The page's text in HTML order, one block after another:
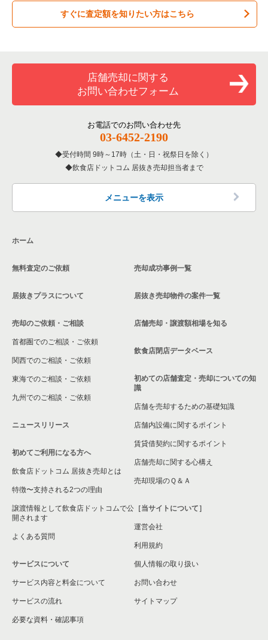
居酒屋・ダイニングバーの居抜き売却物件の案件一覧
洋食の居抜き売却物件の案件一覧
その他の居抜き売却物件の案件一覧
練馬区の飲食店の居抜き売却物件の案件一覧
北区の飲食店の居抜き売却物件の案件一覧
江戸川区の飲食店の居抜き売却物件の案件一覧
墨田区の飲食店の居抜き売却物件の案件一覧
品川区の飲食店の居抜き売却物件の案件一覧
中野区の飲食店の居抜き売却物件の案件一覧
東京23区のお弁当・惣菜・デリの居抜き売却物件の案件一覧
東京23区のバーの居抜き売却物件の案件一覧
東京23区の居酒屋・ダイニングバーの居抜き売却物件の案件一
東京23区の専門料理の居抜き売却物件の案件一覧
東京23区の和食の居抜き売却物件の案件一覧
東京23区の洋食の居抜き売却物件の案件一覧
すぐに査定額を知りたい方はこちら
店舗売却に関する
お問い合わせフォーム
お電話でのお問い合わせ先
03-6452-2190
受付時間 9時～17時（土・日・祝祭日を除く）
飲食店ドットコム 居抜き売却担当者まで
メニューを表示
ホーム
無料査定のご依頼
居抜きプラスについて
売却のご依頼・ご相談
首都圏でのご相談・ご依頼
関西でのご相談・ご依頼
東海でのご相談・ご依頼
九州でのご相談・ご依頼
ニュースリリース
初めてご利用になる方へ
飲食店ドットコム 居抜き売却とは
特徴〜支持される2つの理由
譲渡情報として飲食店ドットコムで公
開されます
よくある質問
サービスについて
サービス内容と料金について
サービスの流れ
必要な資料・確認事項
売却成功事例一覧
居抜き売却物件の案件一覧
店舗売却・譲渡額相場を知る
飲食店閉店データベース
初めての店舗査定・売却についての知
識
店舗を売却するための基礎知識
店舗内設備に関するポイント
賃貸借契約に関するポイント
店舗売却に関する心構え
売却現場のＱ＆Ａ
［当サイトについて］
運営会社
利用規約
個人情報の取り扱い
お問い合わせ
サイトマップ